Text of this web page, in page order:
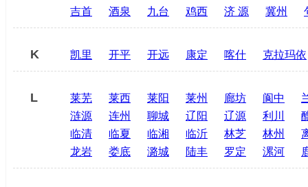
吉首
酒泉 九台 鸡西 济 源 冀州
K 凯里 开平 开远 康定 喀什 克拉玛依
L 莱芜 莱西 莱阳 莱州 廊坊 阆中
涟源
连州 聊城 辽阳 辽源 利川
临清
临夏 临湘 临沂 林芝 林州
龙岩
娄底 潞城 陆丰 罗定 漯河